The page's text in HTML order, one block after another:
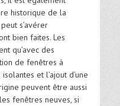
historique de la
s’avérer
bien faites. Les
qu’avec des
de fenêtres à
et l’ajout d’une
peuvent être aussi
fenêtres neuves, si